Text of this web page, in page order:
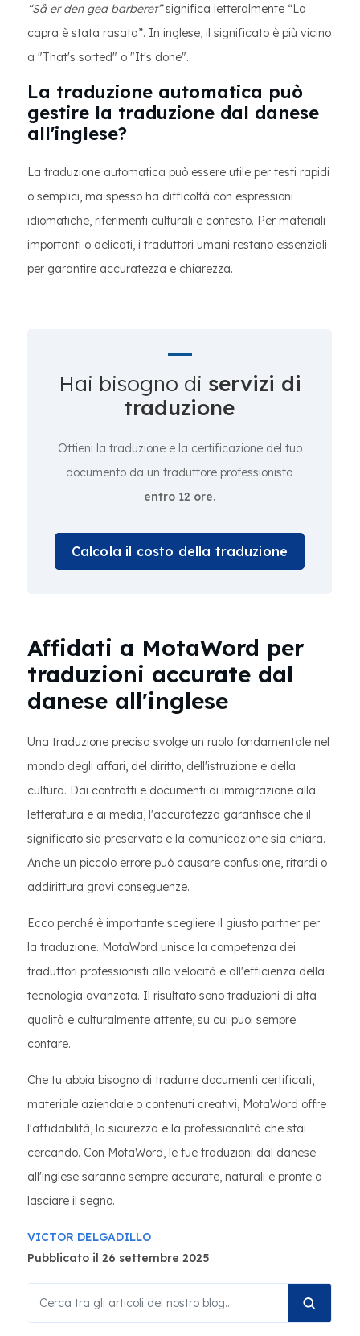
“Så er den ged barberet”significa letteralmente “La
capra è stata rasata”. In inglese, il significato è più vicino
a "That's sorted" o "It's done".
La traduzione automatica può
gestire la traduzione dal danese
all'inglese?
La traduzione automatica può essere utile per testi rapidi
o semplici, ma spesso ha difficoltà con espressioni
idiomatiche, riferimenti culturali e contesto. Per materiali
importanti o delicati, i traduttori umani restano essenziali
per garantire accuratezza e chiarezza.
Hai bisogno di servizi di
traduzione
Ottieni la traduzione e la certificazione del tuo
documento da un traduttore professionista
entro 12 ore.
Calcola il costo della traduzione
Affidati a MotaWord per
traduzioni accurate dal
danese all'inglese
Una traduzione precisa svolge un ruolo fondamentale nel
mondo degli affari, del diritto, dell'istruzione e della
cultura. Dai contratti e documenti di immigrazione alla
letteratura e ai media, l'accuratezza garantisce che il
significato sia preservato e la comunicazione sia chiara.
Anche un piccolo errore può causare confusione, ritardi o
addirittura gravi conseguenze.
Ecco perché è importante scegliere il giusto partner per
la traduzione. MotaWord unisce la competenza dei
traduttori professionisti alla velocità e all'efficienza della
tecnologia avanzata. Il risultato sono traduzioni di alta
qualità e culturalmente attente, su cui puoi sempre
contare.
Che tu abbia bisogno di tradurre documenti certificati,
materiale aziendale o contenuti creativi, MotaWord offre
l'affidabilità, la sicurezza e la professionalità che stai
cercando. Con MotaWord, le tue traduzioni dal danese
all'inglese saranno sempre accurate, naturali e pronte a
lasciare il segno.
VICTOR DELGADILLO
Pubblicato il 26 settembre 2025